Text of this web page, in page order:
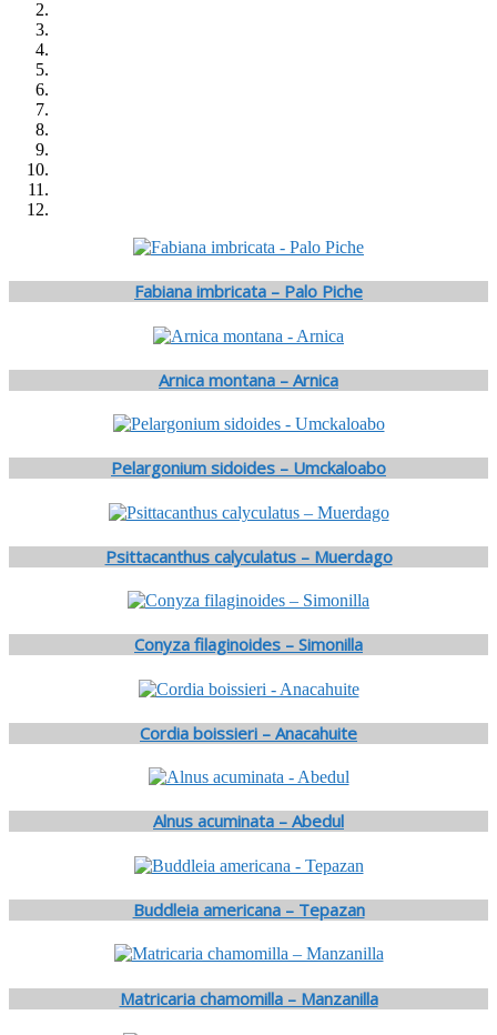
Fabiana imbricata – Palo Piche
Arnica montana – Arnica
Pelargonium sidoides – Umckaloabo
Psittacanthus calyculatus – Muerdago
Conyza filaginoides – Simonilla
Cordia boissieri – Anacahuite
Alnus acuminata – Abedul
Buddleia americana – Tepazan
Matricaria chamomilla – Manzanilla